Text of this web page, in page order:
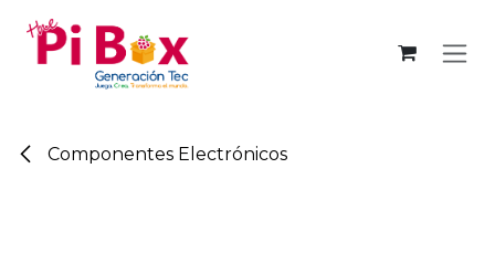
Componentes Electrónicos